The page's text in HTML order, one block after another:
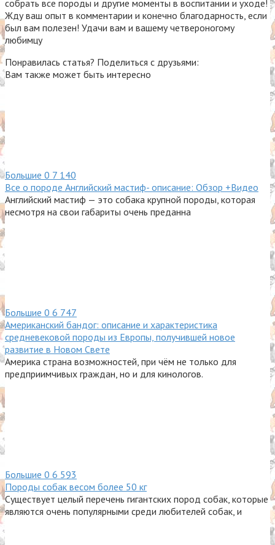
собрать все породы и другие моменты в воспитании и уходе!
Жду ваш опыт в комментарии и конечно благодарность, если
был вам полезен! Удачи вам и вашему четвероногому
любимцу
Понравилась статья? Поделиться с друзьями:
Вам также может быть интересно
Большие 0 7 140
Все о породе Английский мастиф- описание: Обзор +Видео
Английский мастиф — это собака крупной породы, которая
несмотря на свои габариты очень преданна
Большие 0 6 747
Американский бандог: описание и характеристика
средневековой породы из Европы, получившей новое
развитие в Новом Свете
Америка страна возможностей, при чём не только для
предприимчивых граждан, но и для кинологов.
Большие 0 6 593
Породы собак весом более 50 кг
Существует целый перечень гигантских пород собак, которые
являются очень популярными среди любителей собак, и